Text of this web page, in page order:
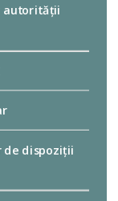
autorității
de dispoziții